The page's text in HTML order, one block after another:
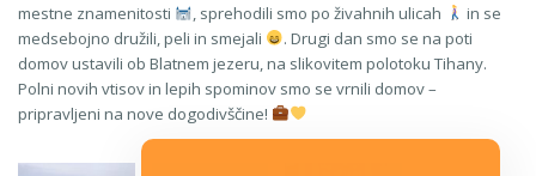
mestne znamenitosti
, sprehodili smo po živahnih ulicah
in se
medsebojno družili, peli in smejali
. Drugi dan smo se na poti
domov ustavili ob Blatnem jezeru, na slikovitem polotoku Tihany.
Polni novih vtisov in lepih spominov smo se vrnili domov –
pripravljeni na nove dogodivščine!